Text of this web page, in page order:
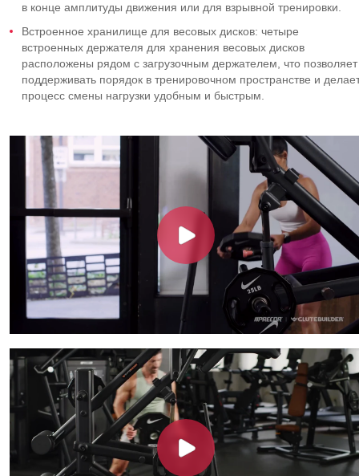
в конце амплитуды движения или для взрывной тренировки.
Встроенное хранилище для весовых дисков: четыре
встроенных держателя для хранения весовых дисков
расположены рядом с загрузочным держателем, что позволяет
поддерживать порядок в тренировочном пространстве и
процесс смены нагрузки удобным и быстрым.